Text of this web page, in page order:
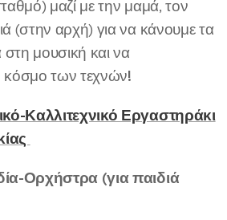
μαζί με την μαμά, τον
(στην αρχή) για να κάνουμε τα
μουσική και να
κόσμο των τεχνών!
Καλλιτεχνικό Εργαστηράκι
Ορχήστρα (για παιδιά